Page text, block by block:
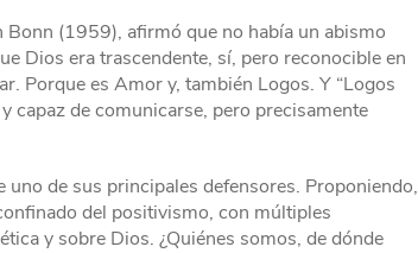
(1959), afirmó que no había un abismo
Dios era trascendente, sí, pero reconocible en
Porque es Amor y, también Logos. Y “Logos
capaz de comunicarse, pero precisamente
de sus principales defensores. Proponiendo,
del positivismo, con múltiples
y sobre Dios. ¿Quiénes somos, de dónde